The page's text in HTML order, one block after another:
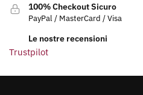
100% Checkout Sicuro
PayPal / MasterCard / Visa
Le nostre recensioni
Trustpilot